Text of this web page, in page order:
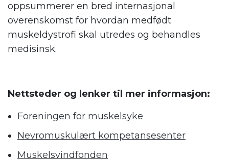
oppsummerer en bred internasjonal
overenskomst for hvordan medfødt
muskeldystrofi skal utredes og behandles
medisinsk.
Nettsteder og lenker til mer informasjon:
Foreningen for muskelsyke
Nevromuskulært kompetansesenter
Muskelsvindfonden